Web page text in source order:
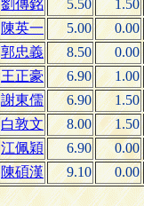
劉傳銘 5.50
1.50
陳英一 5.00
0.00
郭忠義 8.50
0.00
王正豪 6.90
1.00
謝東儒 6.90
1.50
白敦文 8.00
1.50
江佩穎 6.90
0.00
陳碩漢 9.10 0.00